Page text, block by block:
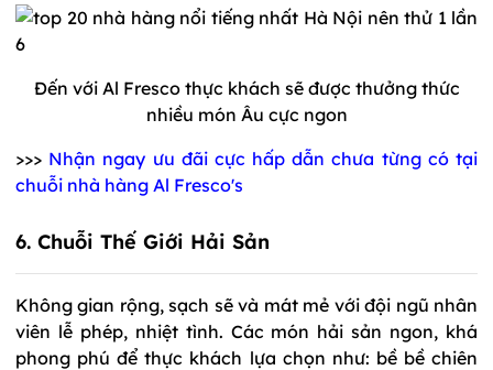
Đến với Al Fresco thực khách sẽ được thưởng thức
nhiều món Âu cực ngon
>>> Nhận ngay ưu đãi cực hấp dẫn chưa từng có tại
chuỗi nhà hàng Al Fresco's
6. Chuỗi Thế Giới Hải Sản
Không gian rộng, sạch sẽ và mát mẻ với đội ngũ nhân
viên lễ phép, nhiệt tình. Các món hải sản ngon, khá
phong phú để thực khách lựa chọn như: bề bề chiên